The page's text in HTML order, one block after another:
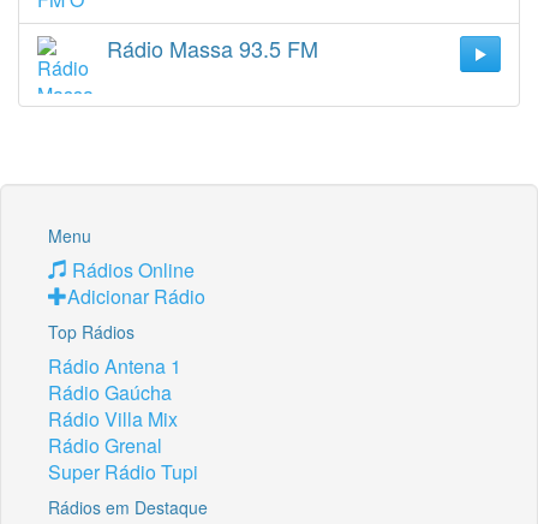
Rádio Massa 93.5 FM
Menu
Rádios Online
Adicionar Rádio
Top Rádios
Rádio Antena 1
Rádio Gaúcha
Rádio Villa Mix
Rádio Grenal
Super Rádio Tupi
Rádios em Destaque